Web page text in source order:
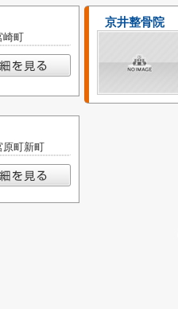
崎町
京井整骨院
原町新町